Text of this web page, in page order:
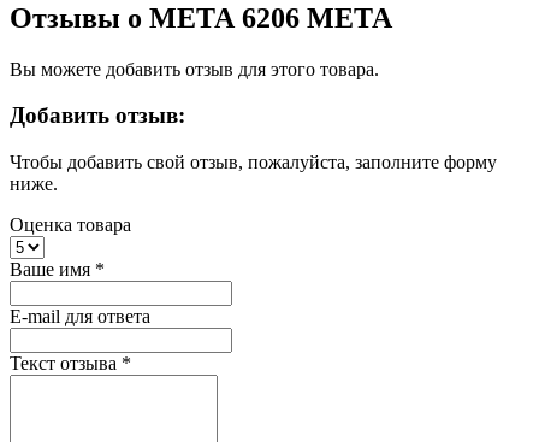
Отзывы о МЕТА 6206 МЕТА
Вы можете добавить отзыв для этого товара.
Добавить отзыв:
Чтобы добавить свой отзыв, пожалуйста, заполните форму
ниже.
Оценка товара
Ваше имя *
E-mail для ответа
Текст отзыва *